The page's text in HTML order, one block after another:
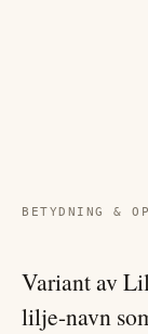
BETYDNING &
Variant av
lilje-navn